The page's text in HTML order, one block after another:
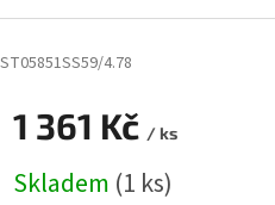
ST05851SS59/4.78
1 361 Kč / ks
cena:
Skladem (1 ks)